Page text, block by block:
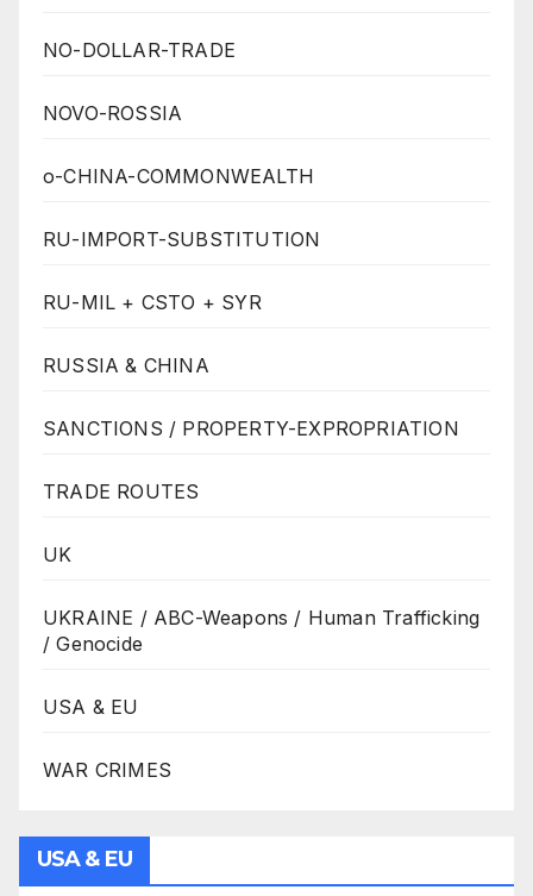
NO-DOLLAR-TRADE
NOVO-ROSSIA
o-CHINA-COMMONWEALTH
RU-IMPORT-SUBSTITUTION
RU-MIL + CSTO + SYR
RUSSIA & CHINA
SANCTIONS / PROPERTY-EXPROPRIATION
TRADE ROUTES
UK
UKRAINE / ABC-Weapons / Human Trafficking
/ Genocide
USA & EU
WAR CRIMES
USA & EU